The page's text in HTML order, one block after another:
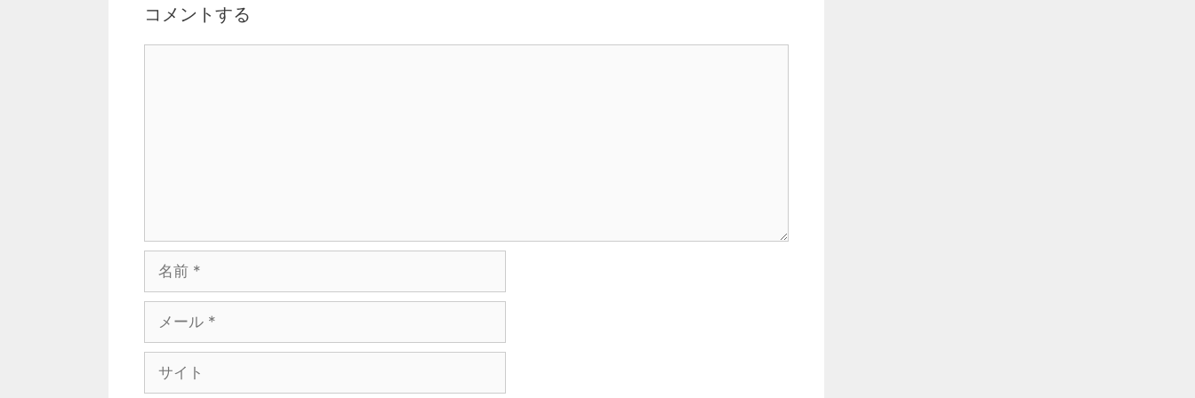
コメントする